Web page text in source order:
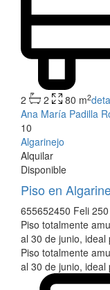
2 2 80 m2
Ana María Padilla
10
Algarinejo
Alquilar
Disponible
Piso en
655652450 Feli
Piso totalmente
al 30 de junio, ideal
Piso totalmente
al 30 de junio, ideal